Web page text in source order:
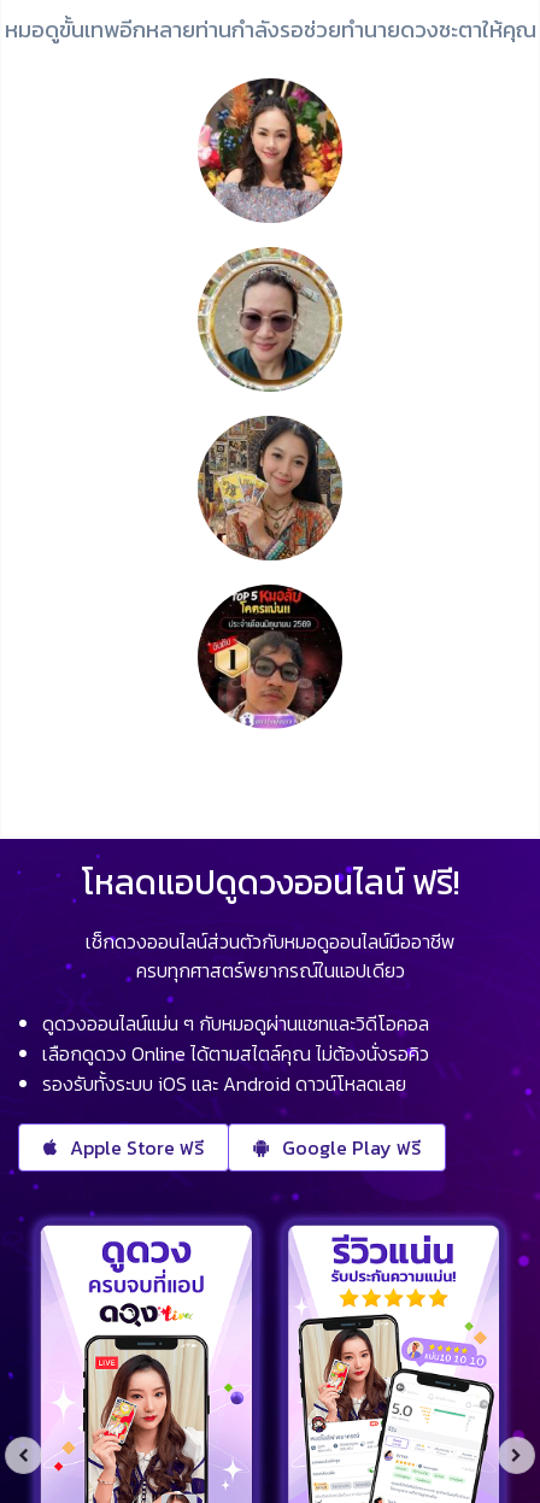
หมอดูขั้นเทพอีกหลายท่านกำลังรอช่วยทำนายดวงชะตาให้คุณ
โหลดแอปดูดวงออนไลน์ ฟรี!
เช็กดวงออนไลน์ส่วนตัวกับหมอดูออนไลน์มืออาชีพ
ครบทุกศาสตร์พยากรณ์ในแอปเดียว
ดูดวงออนไลน์แม่น ๆ กับหมอดูผ่านแชทและวิดีโอคอล
เลือกดูดวง Online ได้ตามสไตล์คุณ ไม่ต้องนั่งรอคิว
รองรับทั้งระบบ iOS และ Android ดาวน์โหลดเลย
Apple Store ฟรี Google Play ฟรี